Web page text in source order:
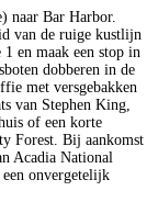
naar Bar Harbor.
van de ruige kustlijn
en maak een stop in
dobberen in de
met versgebakken
van Stephen King,
of een korte
Forest. Bij aankomst
Acadia National
onvergetelijk